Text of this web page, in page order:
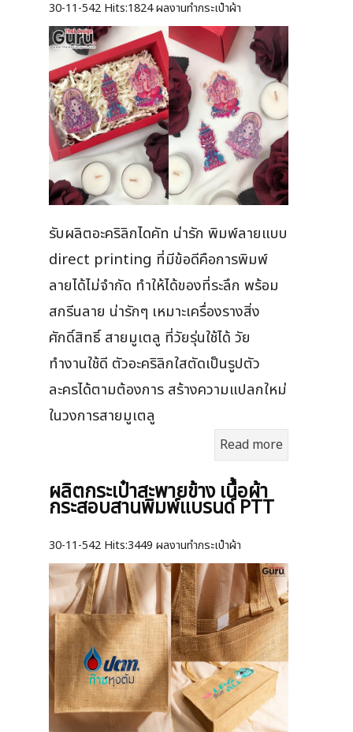
30-11-542 Hits:1824 ผลงานทำกระเป๋าผ้า
รับผลิตอะคริลิกไดคัท น่ารัก พิมพ์ลายแบบ
direct printing ที่มีข้อดีคือการพิมพ์
ลายได้ไม่จำกัด ทำให้ได้ของที่ระลึก พร้อม
สกรีนลาย น่ารักๆ เหมาะเครื่องรางสิ่ง
ศักดิ์สิทธิ์ สายมูเตลู ที่วัยรุ่นใช้ได้ วัย
ทำงานใช้ดี ตัวอะคริลิกใสตัดเป็นรูปตัว
ละครได้ตามต้องการ สร้างความแปลกใหม่
ในวงการสายมูเตลู
Read more
ผลิตกระเป๋าสะพายข้าง เนื้อผ้า
กระสอบสานพิมพ์แบรนด์ PTT
30-11-542 Hits:3449 ผลงานทำกระเป๋าผ้า